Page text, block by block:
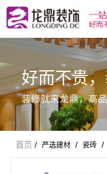
好而不贵
装修就来龙鼎，高
首页 / 严选建材 / 瓷砖 /